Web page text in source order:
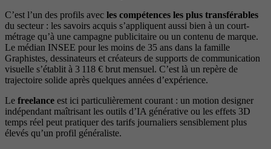
C’est l’un des profils avec les compétences les plus transférables
du secteur : les savoirs acquis s’appliquent aussi bien à un court-
métrage qu’à une campagne publicitaire ou un contenu de marque.
Le médian INSEE pour les moins de 35 ans dans la famille
Graphistes, dessinateurs et créateurs de supports de communication
visuelle s’établit à 3 118 € brut mensuel. C’est là un repère de
trajectoire solide après quelques années d’expérience.
Le freelance est ici particulièrement courant : un motion designer
indépendant maîtrisant les outils d’IA générative ou les effets 3D
temps réel peut pratiquer des tarifs journaliers sensiblement plus
élevés qu’un profil généraliste.